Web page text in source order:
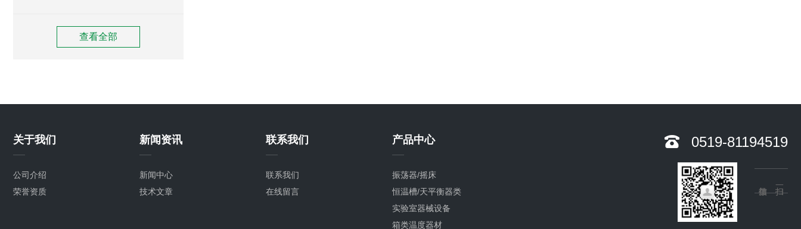
查看全部
关于我们
公司介绍
荣誉资质
新闻资讯
新闻中心
技术文章
联系我们
联系我们
在线留言
产品中心
振荡器/摇床
恒温槽/天平衡器类
实验室器械设备
箱类温度器材
0519-81194519